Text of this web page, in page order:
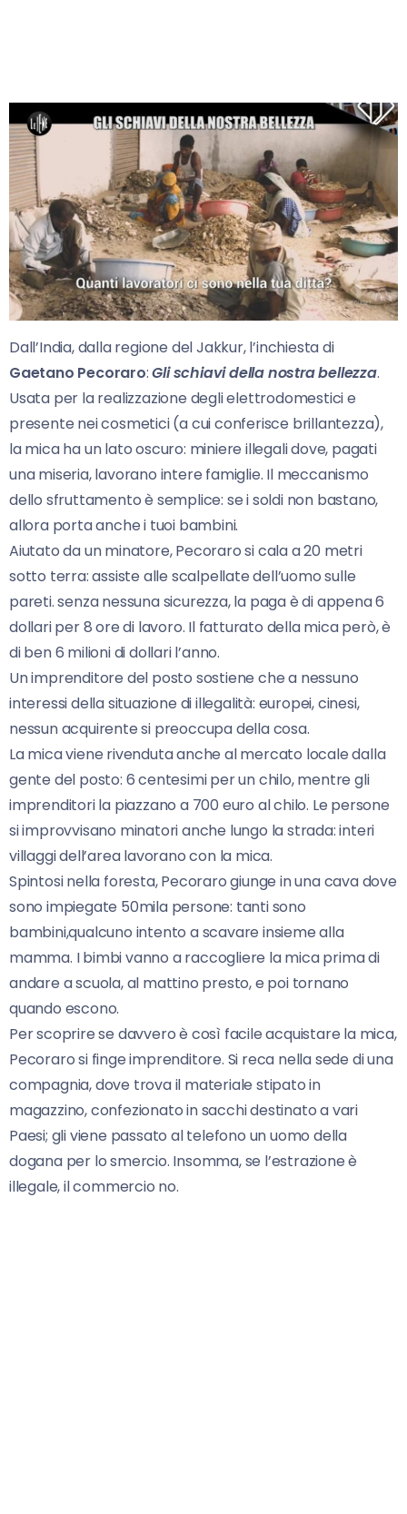
Dall’India, dalla regione del Jakkur, l’inchiesta di
Gaetano Pecoraro:Gli schiavi della nostra bellezza.
Usata per la realizzazione degli elettrodomestici e
presente nei cosmetici (a cui conferisce brillantezza),
la mica ha un lato oscuro: miniere illegali dove, pagati
una miseria, lavorano intere famiglie. Il meccanismo
dello sfruttamento è semplice: se i soldi non bastano,
allora porta anche i tuoi bambini.
Aiutato da un minatore, Pecoraro si cala a 20 metri
sotto terra: assiste alle scalpellate dell’uomo sulle
pareti. senza nessuna sicurezza, la paga è di appena 6
dollari per 8 ore di lavoro. Il fatturato della mica però, è
di ben 6 milioni di dollari l’anno.
Un imprenditore del posto sostiene che a nessuno
interessi della situazione di illegalità: europei, cinesi,
nessun acquirente si preoccupa della cosa.
La mica viene rivenduta anche al mercato locale dalla
gente del posto: 6 centesimi per un chilo, mentre gli
imprenditori la piazzano a 700 euro al chilo. Le persone
si improvvisano minatori anche lungo la strada: interi
villaggi dell’area lavorano con la mica.
Spintosi nella foresta, Pecoraro giunge in una cava dove
sono impiegate 50mila persone: tanti sono
bambini,qualcuno intento a scavare insieme alla
mamma. I bimbi vanno a raccogliere la mica prima di
andare a scuola, al mattino presto, e poi tornano
quando escono.
Per scoprire se davvero è così facile acquistare la mica,
Pecoraro si finge imprenditore. Si reca nella sede di una
compagnia, dove trova il materiale stipato in
magazzino, confezionato in sacchi destinato a vari
Paesi; gli viene passato al telefono un uomo della
dogana per lo smercio. Insomma, se l’estrazione è
illegale, il commercio no.